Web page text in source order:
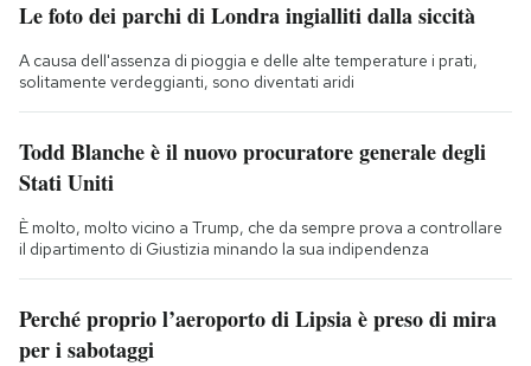
Le foto dei parchi di Londra ingialliti dalla siccità
A causa dell'assenza di pioggia e delle alte temperature i prati,
solitamente verdeggianti, sono diventati aridi
Todd Blanche è il nuovo procuratore generale degli
Stati Uniti
È molto, molto vicino a Trump, che da sempre prova a controllare
il dipartimento di Giustizia minando la sua indipendenza
Perché proprio l’aeroporto di Lipsia è preso di mira
per i sabotaggi